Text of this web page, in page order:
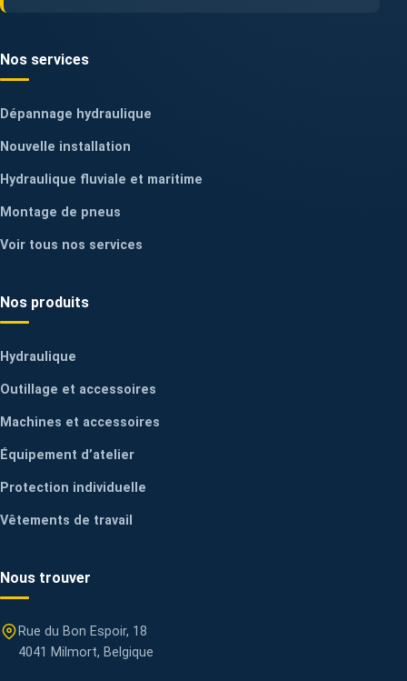
Nos services
Dépannage hydraulique
Nouvelle installation
Hydraulique fluviale et maritime
Montage de pneus
Voir tous nos services
Nos produits
Hydraulique
Outillage et accessoires
Machines et accessoires
Équipement d’atelier
Protection individuelle
Vêtements de travail
Nous trouver
Rue du Bon Espoir, 18
4041 Milmort, Belgique